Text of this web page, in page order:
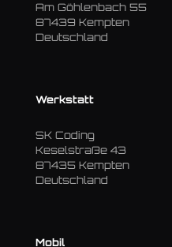
Am Göhlenbach 55
87439 Kempten
Deutschland
Werkstatt
SK Coding
Keselstraße 43
87435 Kempten
Deutschland
Mobil